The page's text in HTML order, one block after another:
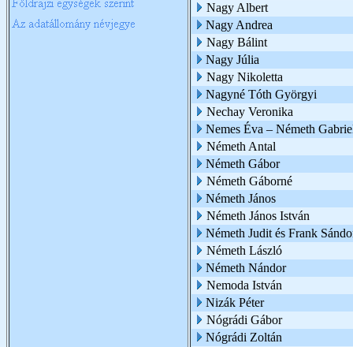
Nagy Albert
Nagy Andrea
Nagy Bálint
Nagy Júlia
Nagy Nikoletta
Nagyné Tóth Györgyi
Nechay Veronika
Nemes Éva – Németh
Németh Antal
Németh Gábor
Németh Gáborné
Németh János
Németh János István
Németh Judit és Frank
Németh László
Németh Nándor
Nemoda István
Nizák Péter
Nógrádi Gábor
Nógrádi Zoltán